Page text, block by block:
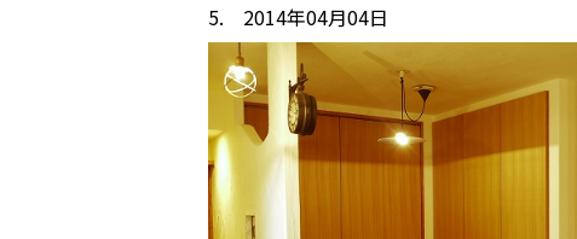
5. 2014年04月04日